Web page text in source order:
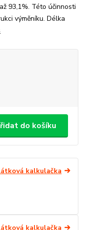
93,1%. Této účinnosti
výměníku. Délka
do košíku
kalkulačka
kalkulačka